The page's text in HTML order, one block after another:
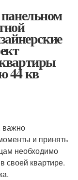
44 кв
важно
и принять
необходимо
своей квартире.